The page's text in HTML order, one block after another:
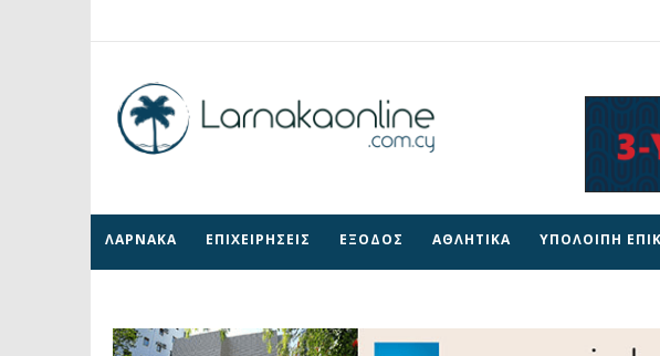
ΛΑΡΝΑΚΑ ΕΠΙΧΕΙΡΗΣΕΙΣ ΕΞΟΔΟΣ ΑΘΛΗΤΙΚΑ ΥΠΟΛΟΙΠΗ